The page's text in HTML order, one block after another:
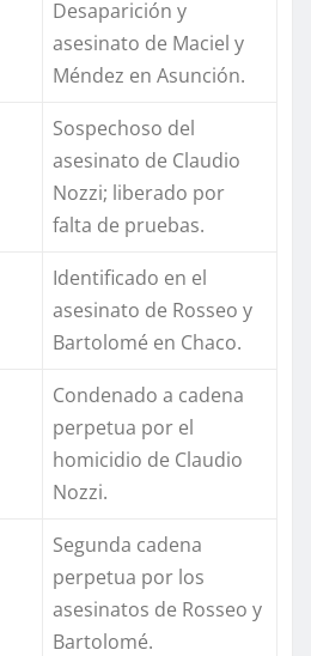
Desaparición y
asesinato de Maciel y
Méndez en Asunción.
Sospechoso del
asesinato de Claudio
Nozzi; liberado por
falta de pruebas.
Identificado en el
asesinato de Rosseo y
Bartolomé en Chaco.
Condenado a cadena
perpetua por el
homicidio de Claudio
Nozzi.
Segunda cadena
perpetua por los
asesinatos de Rosseo y
Bartolomé.